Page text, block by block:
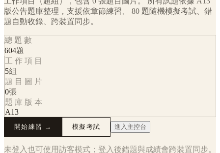
版公告題庫整理，支援依章節練習、 80 題隨機模擬考試、錯
題自動收錄、跨裝置同步。
總題數
604題
工作項目
5組
題目圖片
0張
題庫版本
A13
開始練習 → 模擬考試 進入主控台
未登入也可使用訪客模式；登入後錯題與成績會跨裝置同步。